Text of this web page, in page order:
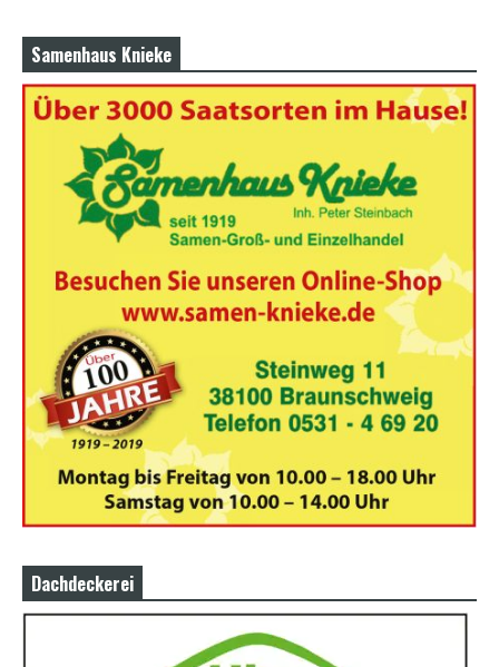
Samenhaus Knieke
Dachdeckerei